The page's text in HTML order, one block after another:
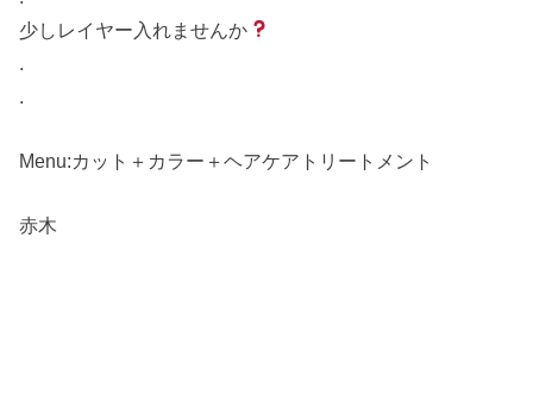
少しレイヤー入れませんか
Menu:カット＋カラー＋ヘアケアトリートメント
赤木